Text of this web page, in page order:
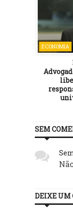
ECONOMIA
SEM
DEIXE UM